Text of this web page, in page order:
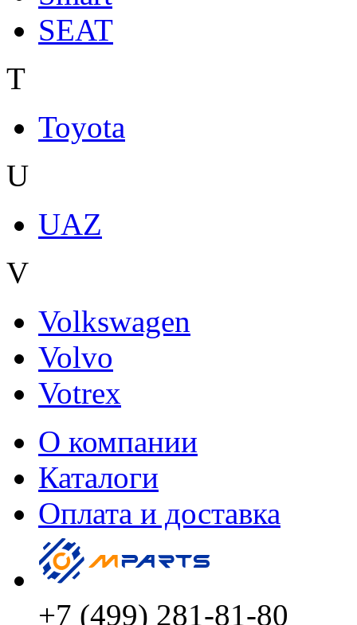
SEAT
T
Toyota
U
UAZ
V
Volkswagen
Volvo
Votrex
О компании
Каталоги
Оплата и доставка
+7 (499) 281-81-80